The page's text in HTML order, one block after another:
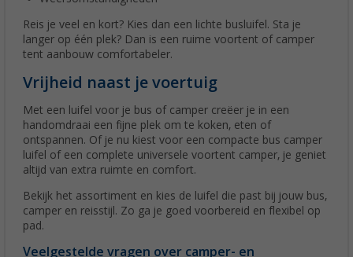
Reis je veel en kort? Kies dan een lichte busluifel. Sta je
langer op één plek? Dan is een ruime voortent of camper
tent aanbouw comfortabeler.
Vrijheid naast je voertuig
Met een luifel voor je bus of camper creëer je in een
handomdraai een fijne plek om te koken, eten of
ontspannen. Of je nu kiest voor een compacte bus camper
luifel of een complete universele voortent camper, je geniet
altijd van extra ruimte en comfort.
Bekijk het assortiment en kies de luifel die past bij jouw bus,
camper en reisstijl. Zo ga je goed voorbereid en flexibel op
pad.
Veelgestelde vragen over camper- en